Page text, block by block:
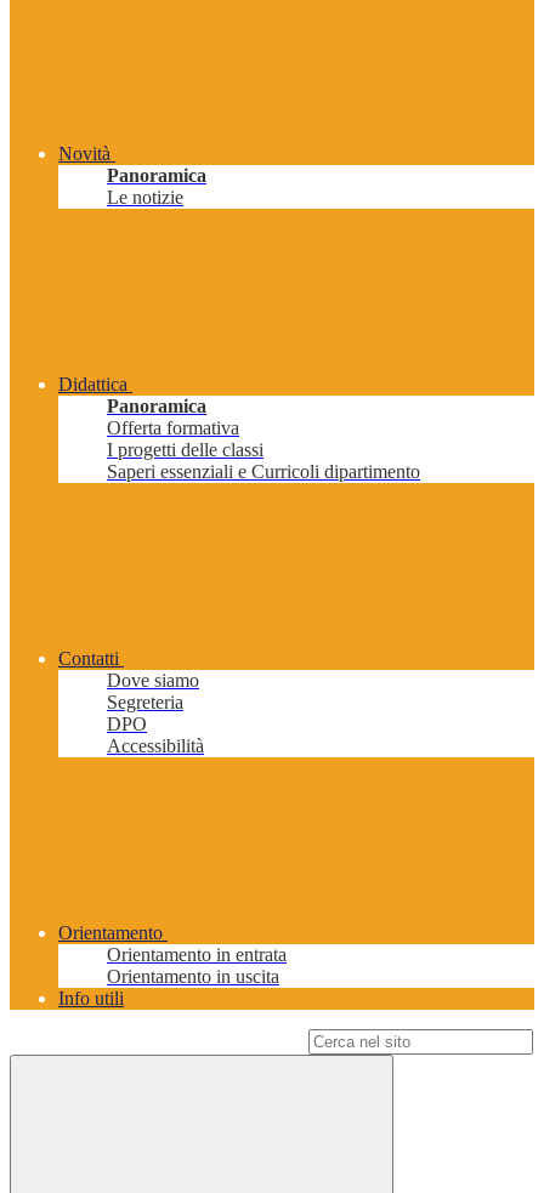
Novità
Panoramica
Le notizie
Didattica
Panoramica
Offerta formativa
I progetti delle classi
Saperi essenziali e Curricoli dipartimento
Contatti
Dove siamo
Segreteria
DPO
Accessibilità
Orientamento
Orientamento in entrata
Orientamento in uscita
Info utili